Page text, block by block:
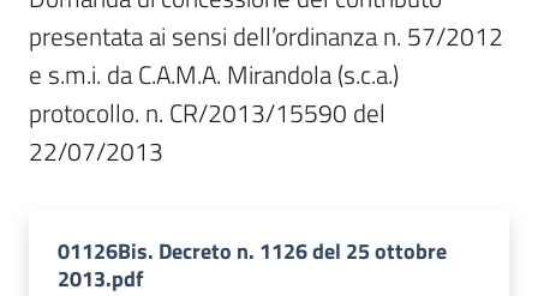
presentata ai sensi dell’ordinanza n. 57/2012
e s.m.i. da C.A.M.A. Mirandola (s.c.a.)
protocollo. n. CR/2013/15590 del
22/07/2013
01126Bis. Decreto n. 1126 del 25 ottobre
2013.pdf